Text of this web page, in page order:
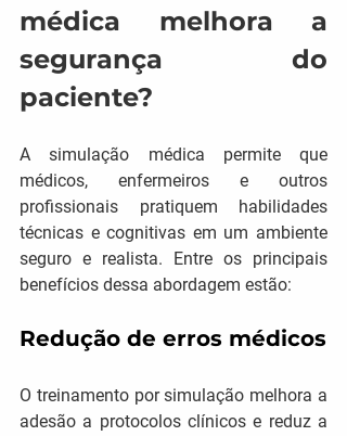
médica melhora a
segurança do
paciente?
A simulação médica permite que
médicos, enfermeiros e outros
profissionais pratiquem habilidades
técnicas e cognitivas em um ambiente
seguro e realista. Entre os principais
benefícios dessa abordagem estão:
Redução de erros médicos
O treinamento por simulação melhora a
adesão a protocolos clínicos e reduz a